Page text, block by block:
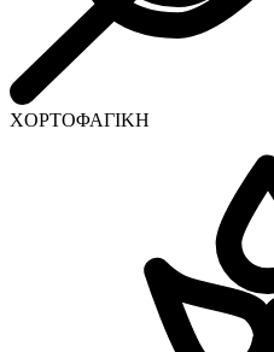
ΧΟΡΤΟΦΑΓΙΚΗ